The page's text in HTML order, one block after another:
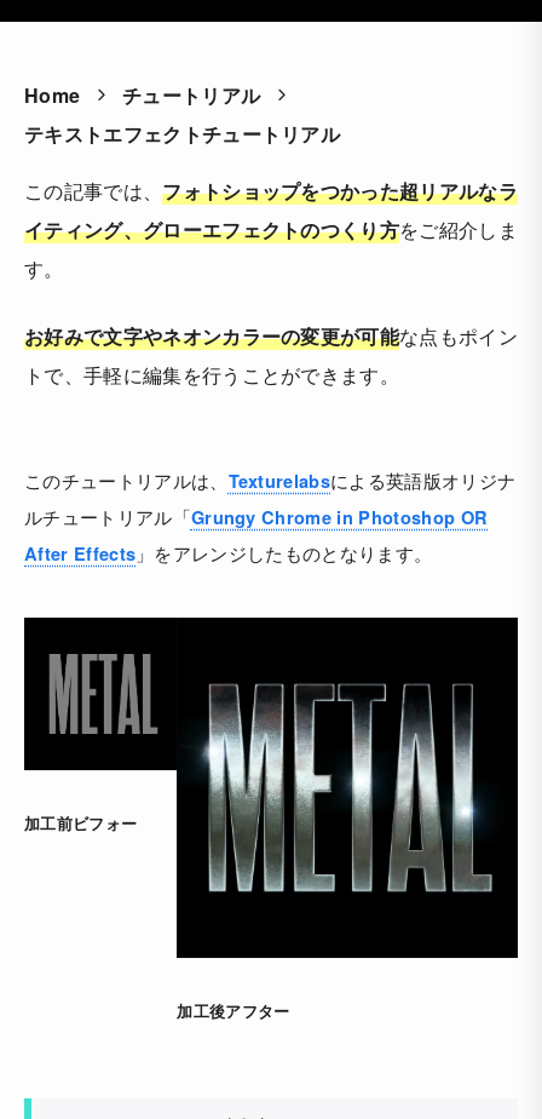
Home
チュートリアル
テキストエフェクトチュートリアル
この記事では、フォトショップをつかった超リアルなラ
イティング、グローエフェクトのつくり方をご紹介しま
す。
お好みで文字やネオンカラーの変更が可能な点もポイン
トで、手軽に編集を行うことができます。
このチュートリアルは、 Texturelabsによる英語版オリジナ
ルチュートリアル「Grungy Chrome in Photoshop OR
After Effects 」をアレンジしたものとなります。
加工前ビフォー
加工後アフター